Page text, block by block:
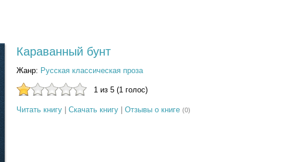
Караванный бунт
Жанр: Русская классическая проза
1 из 5 (1 голос)
Читать книгу| Скачать книгу| Отзывы о книге (0)